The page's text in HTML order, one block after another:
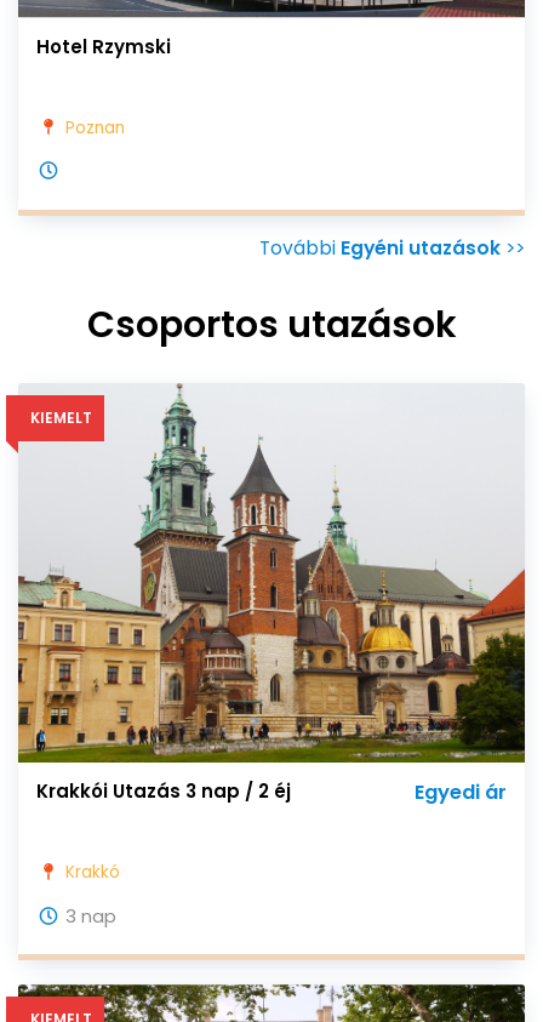
Hotel Rzymski
Poznan
További Egyéni utazások >>
Csoportos utazások
KIEMELT
Krakkói Utazás 3 nap / 2 éj Egyedi ár
Krakkó
3 nap